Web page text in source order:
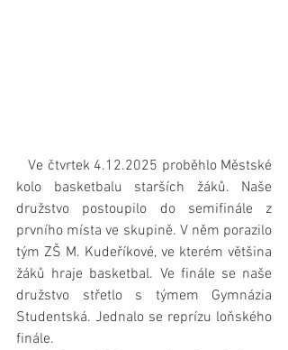
   Ve čtvrtek 4.12.2025 proběhlo Městské
kolo basketbalu starších žáků. Naše
družstvo postoupilo do semifinále z
prvního místa ve skupině. V něm porazilo
tým ZŠ M. Kudeříkové, ve kterém většina
žáků hraje basketbal. Ve finále se naše
družstvo střetlo s týmem Gymnázia
Studentská. Jednalo se reprízu loňského
finále.